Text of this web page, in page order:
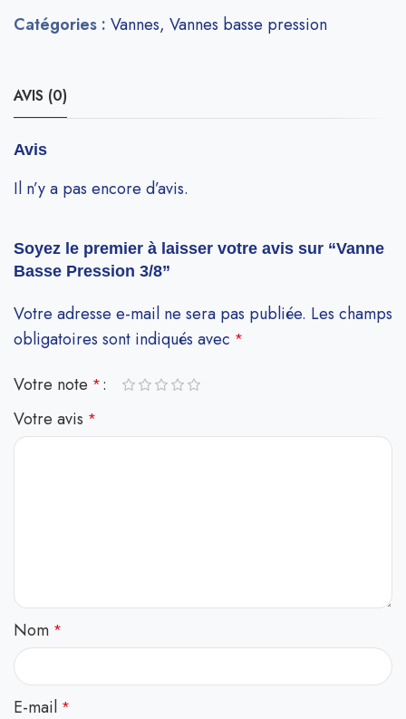
Catégories : Vannes, Vannes basse pression
AVIS (0)
Avis
Il n’y a pas encore d’avis.
Soyez le premier à laisser votre avis sur “Vanne
Basse Pression 3/8”
Votre adresse e-mail ne sera pas publiée. Les champs
obligatoires sont indiqués avec *
Votre note *
Votre avis *
Nom *
E-mail *